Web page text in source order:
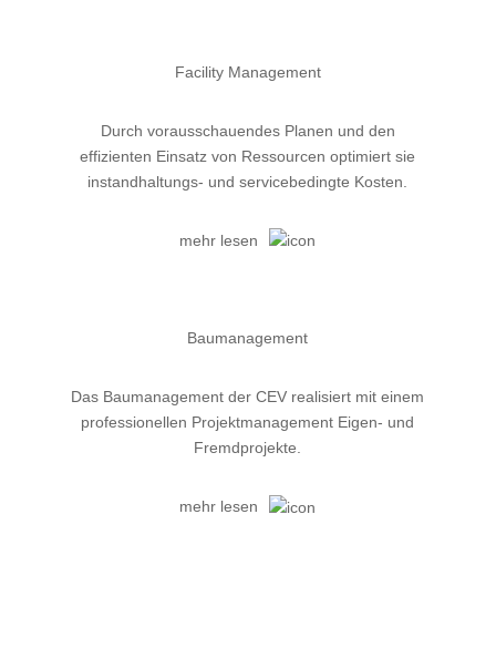
Facility Management
Durch vorausschauendes Planen und den
effizienten Einsatz von Ressourcen optimiert sie
instandhaltungs- und servicebedingte Kosten.
mehr lesen
Baumanagement
Das Baumanagement der CEV realisiert mit einem
professionellen Projektmanagement Eigen- und
Fremdprojekte.
mehr lesen